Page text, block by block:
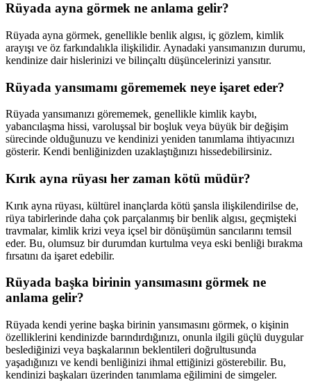
Rüyada ayna görmek ne anlama gelir?
Rüyada ayna görmek, genellikle benlik algısı, iç gözlem, kimlik
arayışı ve öz farkındalıkla ilişkilidir. Aynadaki yansımanızın durumu,
kendinize dair hislerinizi ve bilinçaltı düşüncelerinizi yansıtır.
Rüyada yansımamı görememek neye işaret eder?
Rüyada yansımanızı görememek, genellikle kimlik kaybı,
yabancılaşma hissi, varoluşsal bir boşluk veya büyük bir değişim
sürecinde olduğunuzu ve kendinizi yeniden tanımlama ihtiyacınızı
gösterir. Kendi benliğinizden uzaklaştığınızı hissedebilirsiniz.
Kırık ayna rüyası her zaman kötü müdür?
Kırık ayna rüyası, kültürel inançlarda kötü şansla ilişkilendirilse de,
rüya tabirlerinde daha çok parçalanmış bir benlik algısı, geçmişteki
travmalar, kimlik krizi veya içsel bir dönüşümün sancılarını temsil
eder. Bu, olumsuz bir durumdan kurtulma veya eski benliği bırakma
fırsatını da işaret edebilir.
Rüyada başka birinin yansımasını görmek ne
anlama gelir?
Rüyada kendi yerine başka birinin yansımasını görmek, o kişinin
özelliklerini kendinizde barındırdığınızı, onunla ilgili güçlü duygular
beslediğinizi veya başkalarının beklentileri doğrultusunda
yaşadığınızı ve kendi benliğinizi ihmal ettiğinizi gösterebilir. Bu,
kendinizi başkaları üzerinden tanımlama eğilimini de simgeler.